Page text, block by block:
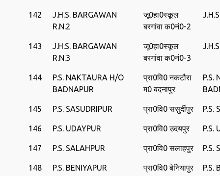
142
J.H.S. BARGAWAN
R.N.2
जू0हा0स्कूल
बरगांवा क0नं0-2
143
J.H.S. BARGAWAN
R.N.3
जू0हा0स्कूल
बरगांवा क0नं0-3
144
P.S. NAKTAURA H/O
BADNAPUR
प्रा0वि0 नकटौरा
म0 बदनापुर
P.S.
145 P.S. SASUDRIPUR प्रा0वि0 ससुर्दीपुर P.S.
146 P.S. UDAYPUR प्रा0वि0 उदयपुर P.S.
147 P.S. SALAHPUR प्रा0वि0 सलाहपुर P.S.
148 P.S. BENIYAPUR प्रा0वि0 बेनियापुर P.S.